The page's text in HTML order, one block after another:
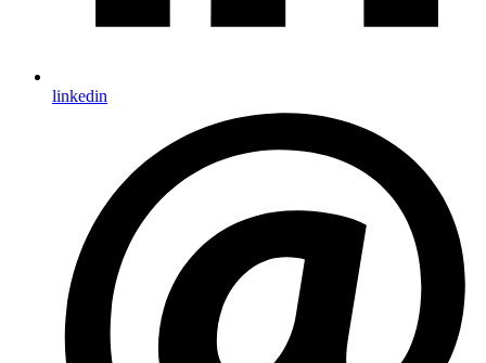
linkedin